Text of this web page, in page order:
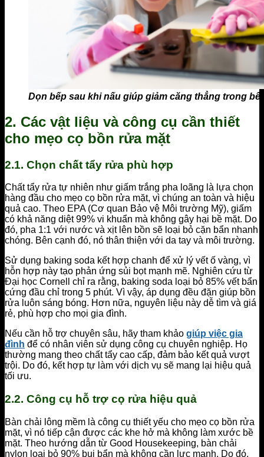
Dọn bếp sau khi nấu giúp giảm căng thẳng trong
2. Các vật liệu và công cụ cần thiết
cho mẹo cọ bồn rửa mặt
2.1. Chọn chất tẩy rửa phù hợp
Chất tẩy rửa tự nhiên như giấm trắng pha loãng là lựa chọn
hàng đầu cho mẹo cọ bồn rửa mặt, vì chúng an toàn và hiệu
quả cao. Theo EPA (Cơ quan Bảo vệ Môi trường Mỹ), giấm
có khả năng diệt 99% vi khuẩn mà không gây hại bề mặt. Do
đó, pha 1:1 với nước và xịt lên bồn sẽ loại bỏ cặn bẩn nhanh
chóng. Bên cạnh đó, nó thân thiện với da tay và môi trường.
Sử dụng baking soda kết hợp chanh để xử lý vết ố vàng, vì
hỗn hợp này tạo phản ứng sủi bọt mạnh mẽ. Nghiên cứu từ
Đại học Cornell chỉ ra rằng, baking soda loại bỏ 85% vết bẩn
cứng đầu chỉ trong 5 phút. Vì vậy, áp dụng đều đặn giúp bồn
rửa luôn sáng bóng. Hơn nữa, nguyên liệu này dễ tìm và giá
rẻ, phù hợp cho mọi gia đình.
Nếu cần hỗ trợ chuyên sâu, hãy tham khảo giúp việc gia
đình để có nhân viên sử dụng công cụ chuyên nghiệp. Họ
thường mang theo chất tẩy cao cấp, đảm bảo kết quả vượt
trội. Do đó, kết hợp tự làm với dịch vụ sẽ mang lại hiệu quả
tối ưu.
2.2. Công cụ hỗ trợ cọ rửa hiệu quả
Bàn chải lông mềm là công cụ thiết yếu cho mẹo cọ bồn rửa
mặt, vì nó tiếp cận được các khe hở mà không làm xước bề
mặt. Theo hướng dẫn từ Good Housekeeping, bàn chải
nylon loại bỏ 90% bụi bẩn mà không cần lực mạnh. Do đó,